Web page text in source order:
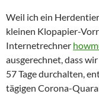
Weil ich ein
kleinen Klopapier-
Internetrechner
ausgerechnet, dass
57 Tage durchalten,
tägigen Corona-